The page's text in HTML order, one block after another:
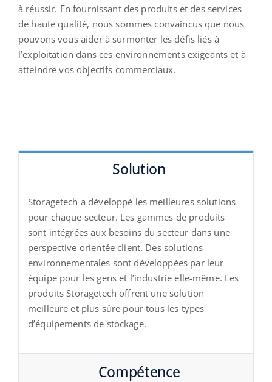
à réussir. En fournissant des produits et des services
de haute qualité, nous sommes convaincus que nous
pouvons vous aider à surmonter les défis liés à
l’exploitation dans ces environnements exigeants et à
atteindre vos objectifs commerciaux.
Solution
Storagetech a développé les meilleures solutions
pour chaque secteur. Les gammes de produits
sont intégrées aux besoins du secteur dans une
perspective orientée client. Des solutions
environnementales sont développées par leur
équipe pour les gens et l’industrie elle-même. Les
produits Storagetech offrent une solution
meilleure et plus sûre pour tous les types
d’équipements de stockage.
Compétence